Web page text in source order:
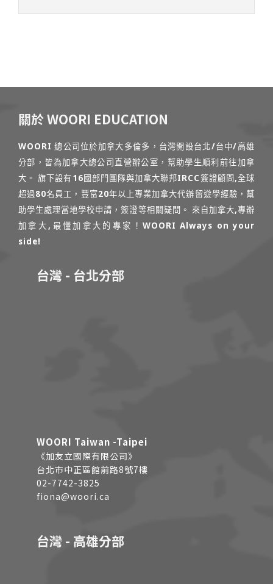
關於 WOORI EDUCATION
WOORI 總公司位於加拿大多倫多，台灣開設台北/台中/高雄
分部，皆為加拿大總公司直營辦公室，幫助學生順利前往加拿
大。 旗下設有16國部門團隊與加拿大聯邦IRCC簽證顧問,全球
超過80名員工，豐富20年以上專業加拿大代辦留遊學經驗，幫
助學生處理當地學校申請，簽證等相關疑問。 來自加拿大,專辦
加拿大,最懂加拿大的專家！WOORI Always on your
side!
台灣 - 台北分部
WOORI Taiwan -Taipei
《加友立國際有限公司》
台北市中正區館前路8號7樓
02-7742-3825
fiona@woori.ca
台灣 - 高雄分部